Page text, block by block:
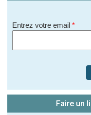
Entrez votre email *
Faire un